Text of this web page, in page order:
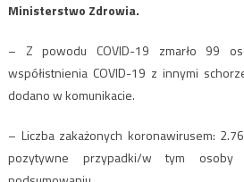
Ministerstwo Zdrowia.
– Z powodu COVID-19 zmarło 99
współistnienia COVID-19 z innymi
dodano w komunikacie.
– Liczba zakażonych koronawirusem:
pozytywne przypadki/w tym